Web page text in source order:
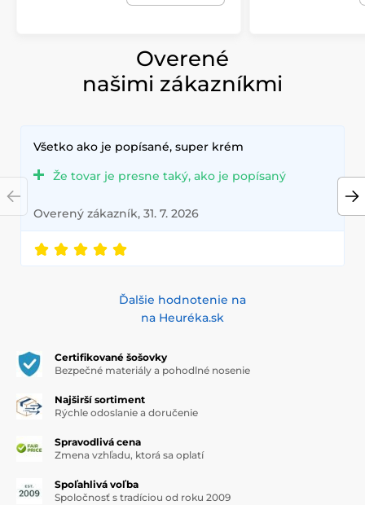
Overené
našimi zákazníkmi
Všetko ako je popísané, super krém
Že tovar je presne taký, ako je popísaný
Overený zákazník, 31. 7. 2026
Ďalšie hodnotenie na
na Heuréka.sk
Certifikované šošovky
Bezpečné materiály a pohodlné nosenie
Najširší sortiment
Rýchle odoslanie a doručenie
Spravodlivá cena
Zmena vzhľadu, ktorá sa oplatí
Spoľahlivá voľba
Spoločnosť s tradíciou od roku 2009